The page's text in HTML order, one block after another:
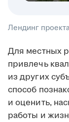
Лендинг
Для местных
привлечь
из других
способ
и оценить,
работы и